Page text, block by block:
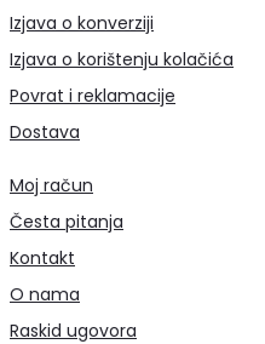
Izjava o konverziji
Izjava o korištenju kolačića
Povrat i reklamacije
Dostava
Moj račun
Česta pitanja
Kontakt
O nama
Raskid ugovora